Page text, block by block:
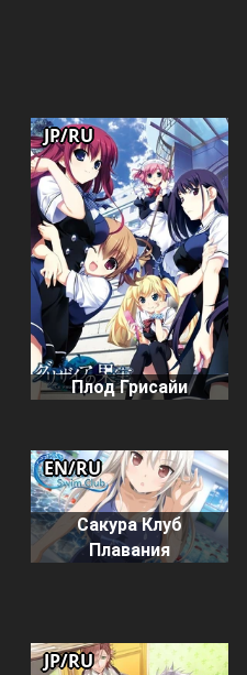
Плод Грисайи
JP/RU
Сакура Клуб
Плавания
EN/RU
JP/RU